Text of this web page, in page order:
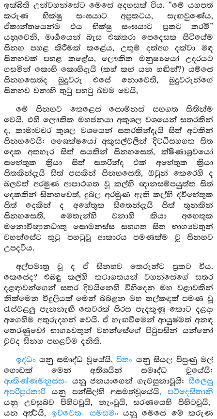
ඉක්බිති උන්වහන්සේට මෙසේ අදහසක් විය. “මේ යහපත්
කරුණ භික්ෂු සංඝයාට අප්‍රකටය, සැඟවුණේය,
ඒකාන්තයෙන්ම එය භික්ෂු සංඝයාට ප්‍රකට කරමි”
යනුවෙනි, මාර්‍ගයෙන් බැස එක්තරා පෙදෙසක සිටියේම
සිනහ පහළ කිරීමක් කළේය, උතුම් දත්අග දක්වා මඳ
සිනහවක් පහළ කළේය, ලෞකික මනුෂ්‍යයෝ උදරයට
ගසමින් කොහි කොහිදැයි (කහ් කහ් යන හඬින්?) යම්සේ
සිනහසෙත්ද බුදුවරු එසේ නොවෙති, බුදුවරුන්ගේ
සිනහව වනාහි තුටු පහටු බවම වෙයි,
මේ සිනහව තෙළෙස් සොම්නස් සහගත සිතින්ම
වෙයි. එහි ලෞකික මහජනයා අකුශල වශයෙන් සතරකින්
ද, කාමාවචර කුශල වශයෙන් සතරකින්දැයි සිත් අටකින්
සිනහවෙයි: ශෛක්ෂයෝ අකුසල්වලින් දිට්ඨිසහගත සිත
දෙක අතහැර සිත් සයකින් සිනහසෙත්, ක්ෂීණාශ්‍රවයෝ
සහේතුක ක්‍රියා සිත් සතරින්ද එක් අහේතුක ක්‍රියා
සිතකින්දැයි සිත් පසකින් සිනහසෙති, ඔවුන් කෙරෙහි ද
බලවත් අරමුණ ආපාථගත වූ කල්හි ඥානසම්පයුත්ත සිත්
දෙකකින් සිනහවෙත්, දුබල අරමුණ ඇති කල්හි ද්විහේතුක
සිත් දෙකින් ද අහේතුක සිතෙන්දැයි සිත් තුනකින්
සිනහසෙති, මෙතැන්හි වනාහි කියා අහෙතුක
මනොවිඥානධාතු සොමනස්ස සහගත සිත භාග්‍යවතුන්
වහන්සේට තුටු පහටුවූ ආකාරය පමණක්ම වූ සිනහව
උපදවීය.
අල්පමාත්‍ර වූ ද ඒ සිනහව තෙරුන්ට ප්‍රකට විය.
කෙසේද? එබඳු කල්හි තථාගතයන් වහන්සේගේ සතර
දළඳාවන්ගෙන් සතර දිවයිනෙහි විහිදෙන මහ වළාවකින්
නික්මෙන විදුලියක් මෙන් බබළන මහ තල්කඳක් පමණ වූ
රැස්වළලු පැනනැඟී තෙවරක් සිරස පැදකුණු කොට දළදා
අගෙහිම අතුරුදහන් වෙයි. ඒ හැඟවීමෙන් ආයුෂ්මත් අනඳ
තෙරණුවෝ භාග්‍යවතුන් වහන්සේගේ පිටුපසින් යන්නෝ
වුවද සිනහ පහළවීම දනිති.
ඉද්ධංයනු සමෘද්ධ වූයේයි,පිතං යනු සියල පිපුණු මල්
ගොඩක් මෙන් අතිශයින් සමෘද්ධ වූයේයි:
ආකිණ්ණමනුස්සං යනු ජනයාගෙන් ගැවසුනාවූයි: සීලෙසු
අපරිපූරකාරියනු පන්සිල්හි අසමත්වූයේයි, පටිදෙසිතානි
යනු උවසුබව පිහිටවූයි, නැංවූයි, සරණයෙහි පිහිටවූයි,
යන අර්‍ත්‍ථයි, ඉච්චෙතං සමසමංයනු මෙසේ මේ කරුණ